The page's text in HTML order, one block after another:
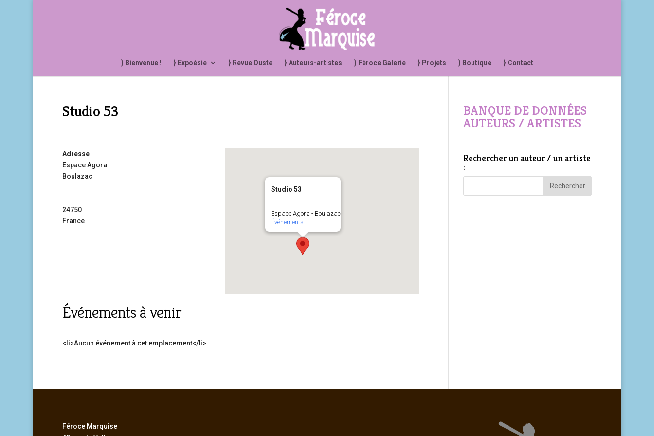
} Bienvenue ! } Expoésie } Revue Ouste } Auteurs-artistes } Féroce Galerie } Projets } Boutique } Contact
Studio 53
Studio 53
Espace Agora - Boulazac
Événements
Adresse
Espace Agora
Boulazac
24750
France
Événements à venir
<li>Aucun événement à cet emplacement</li>
BANQUE DE DONNÉES
AUTEURS / ARTISTES
Rechercher un auteur / un artiste
:
Féroce Marquise